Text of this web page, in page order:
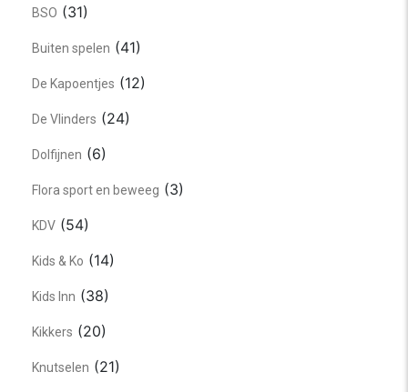
BSO (31)
Buiten spelen (41)
De Kapoentjes (12)
De Vlinders (24)
Dolfijnen (6)
Flora sport en beweeg (3)
KDV (54)
Kids & Ko (14)
Kids Inn (38)
Kikkers (20)
Knutselen (21)